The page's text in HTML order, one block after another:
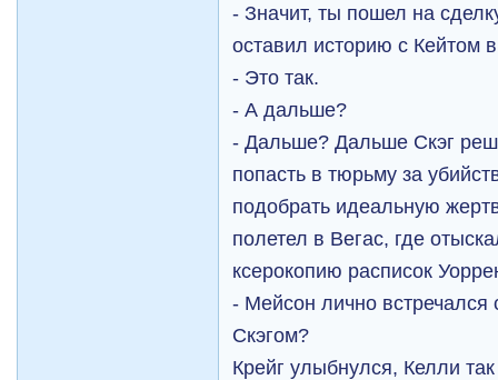
- Значит, ты пошел на
оставил историю с Кейтом
- Это так.
- А дальше?
- Дальше? Дальше Скэг
попасть в тюрьму за
подобрать идеальную
полетел в Вегас, где
ксерокопию расписок
- Мейсон лично
Скэгом?
Крейг улыбнулся, Келли